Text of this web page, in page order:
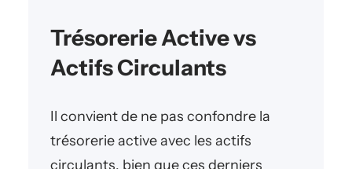
Trésorerie Active vs
Actifs Circulants
Il convient de ne pas confondre la
trésorerie active avec les actifs
circulants, bien que ces derniers